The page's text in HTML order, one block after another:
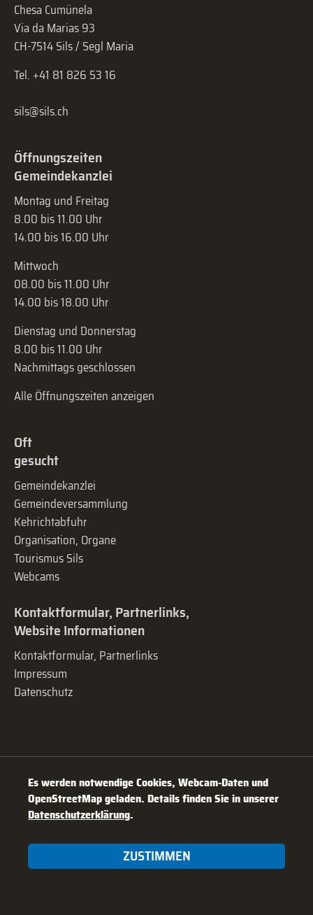
Chesa Cumünela
Via da Marias 93
CH-7514 Sils / Segl Maria
Tel. +41 81 826 53 16
sils@sils.ch
Öffnungszeiten
Gemeindekanzlei
Montag und Freitag
8.00 bis 11.00 Uhr
14.00 bis 16.00 Uhr
Mittwoch
08.00 bis 11.00 Uhr
14.00 bis 18.00 Uhr
Dienstag und Donnerstag
8.00 bis 11.00 Uhr
Nachmittags geschlossen
Alle Öffnungszeiten anzeigen
Oft
gesucht
Gemeindekanzlei
Gemeinde­versammlung
Kehrichtabfuhr
Organisation, Organe
Tourismus Sils
Webcams
Kontaktformular, Partnerlinks,
Website Informationen
Kontaktformular, Partnerlinks
Impressum
Datenschutz
Es werden notwendige Cookies, Webcam-Daten und
OpenStreetMap geladen. Details finden Sie in unserer
Datenschutzerklärung.
ZUSTIMMEN